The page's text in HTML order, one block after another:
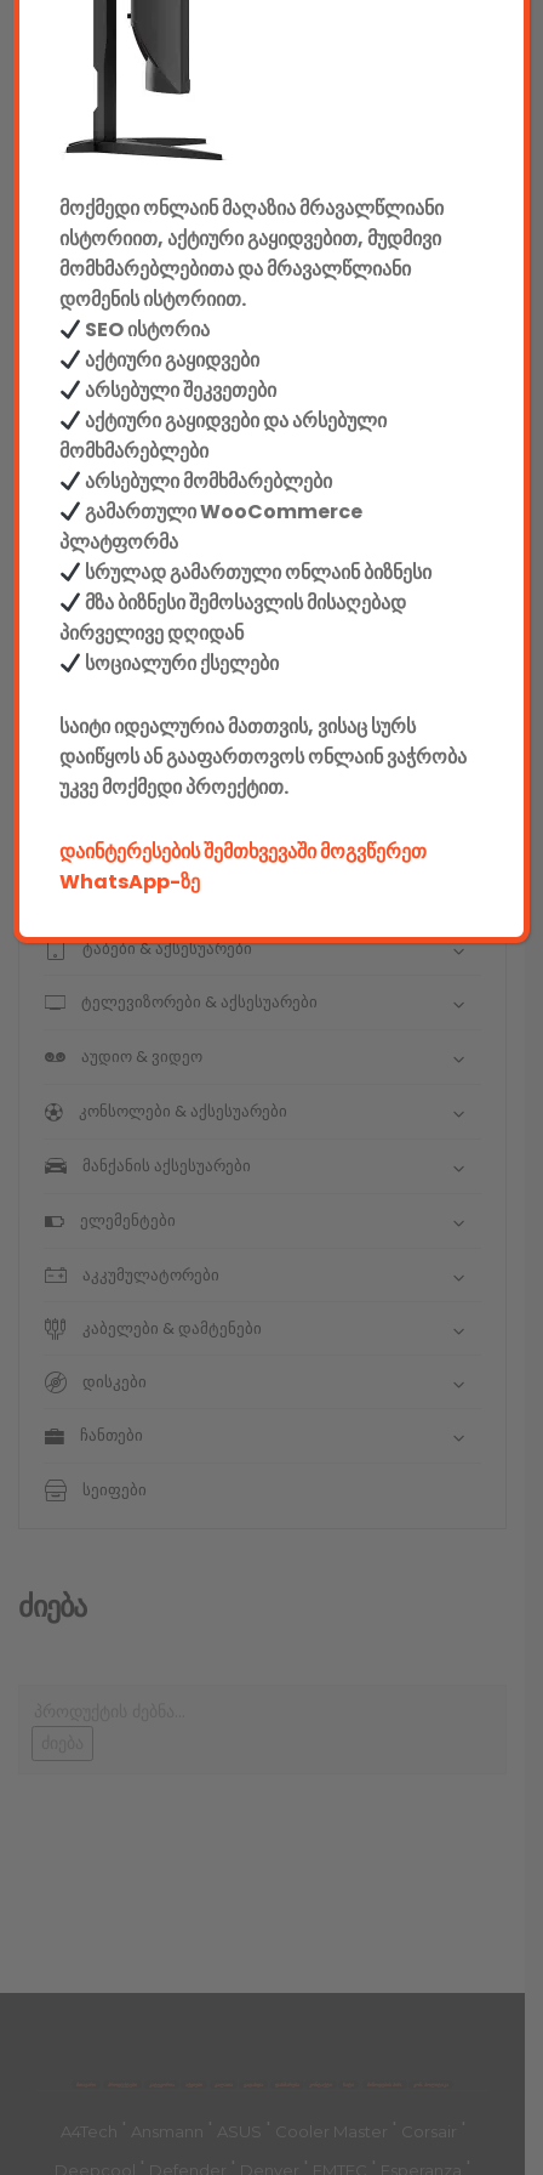
აუდიო & ვიდეო
კონსოლები & აქსესუარები
მანქანის აქსესუარები
ელემენტები
აკკუმულატორები
კაბელები & დამტენები
დისკები
ჩანთები
სეიფები
კონსტრუქტორები
E-mobility
კომპიუტერები & აქსესუარები
ტელეფონები & აქსესუარები
კამერები & აქსესუარები
ნოუთბუქები & აქსესუარები
ტაბები & აქსესუარები
ტელევიზორები & აქსესუარები
აუდიო & ვიდეო
კონსოლები & აქსესუარები
მანქანის აქსესუარები
ელემენტები
აკკუმულატორები
კაბელები & დამტენები
დისკები
ჩანთები
სეიფები
Ძიება
მთავარი კალათა
A4Tech ' Ansmann ' ASUS ' Cooler Master ' Corsair '
Deepcool Defender Denver EMTEC Esperanza
მოქმედი ონლაინ მაღაზია მრავალწლიანი
ისტორიით, აქტიური გაყიდვებით, მუდმივი
მომხმარებლებითა და მრავალწლიანი
დომენის ისტორიით.
SEO ისტორია
აქტიური გაყიდვები
არსებული შეკვეთები
აქტიური გაყიდვები და არსებული
მომხმარებლები
არსებული მომხმარებლები
გამართული WooCommerce
პლატფორმა
სრულად გამართული ონლაინ ბიზნესი
მზა ბიზნესი შემოსავლის მისაღებად
პირველივე დღიდან
სოციალური ქსელები
საიტი იდეალურია მათთვის, ვისაც სურს
დაიწყოს ან გააფართოვოს ონლაინ ვაჭრობა
უკვე მოქმედი პროექტით.
დაინტერესების შემთხვევაში მოგვწერეთ
WhatsApp-ზე